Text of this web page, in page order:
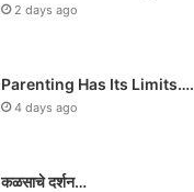
2 days ago
Parenting Has Its Limits….
4 days ago
कळसाचे दर्शन…